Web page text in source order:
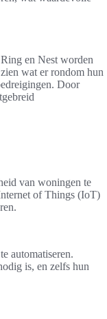
en Nest worden
wat er rondom hun
Door
van woningen te
of Things (IoT)
automatiseren.
is, en zelfs hun